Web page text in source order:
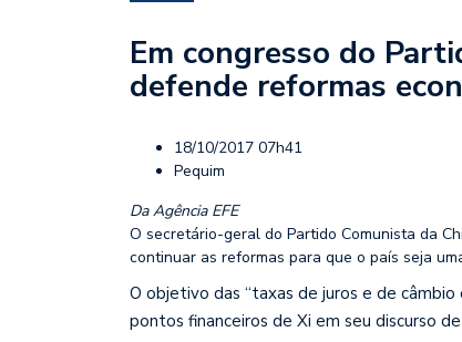
Em congresso do
defende reformas
18/10/2017 07h41
Pequim
Da Agência EFE
O secretário-geral do Partido Comunista da
continuar as reformas para que o país seja
O objetivo das “taxas de juros e de
pontos financeiros de Xi em seu discurso